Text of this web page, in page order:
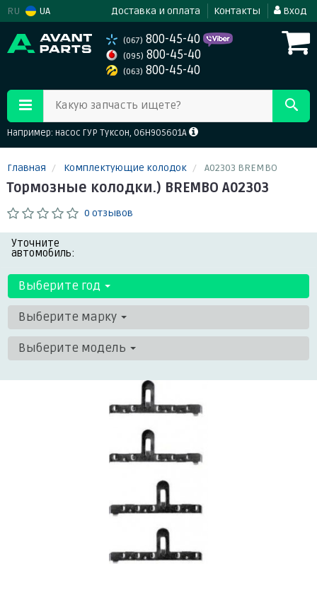
RU UA Доставка и оплата Контакты Вход
(067) 800-45-40
(095) 800-45-40
(063) 800-45-40
Какую запчасть ищете?
Например: насос ГУР Туксон, 06H905601A
Главная Комплектующие колодок A02303 BREMBO
Тормозные колодки.) BREMBO A02303
0 отзывов
Уточните
автомобиль:
Выберите год
Выберите марку
Выберите модель